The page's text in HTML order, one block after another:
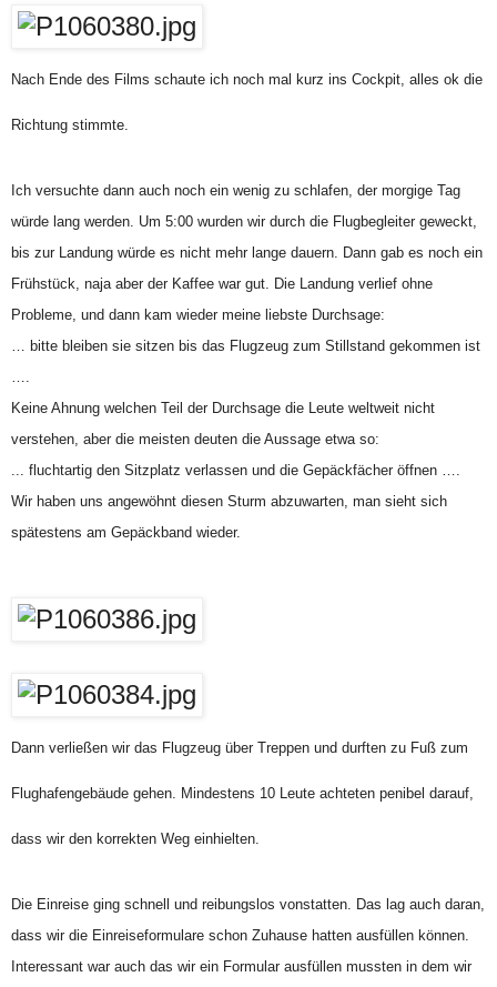
Nach Ende des Films schaute ich noch mal kurz ins Cockpit, alles ok die
Richtung stimmte.
Ich versuchte dann auch noch ein wenig zu schlafen, der morgige Tag
würde lang werden. Um 5:00 wurden wir durch die Flugbegleiter geweckt,
bis zur Landung würde es nicht mehr lange dauern. Dann gab es noch ein
Frühstück, naja aber der Kaffee war gut. Die Landung verlief ohne
Probleme, und dann kam wieder meine liebste Durchsage:
… bitte bleiben sie sitzen bis das Flugzeug zum Stillstand gekommen ist
Keine Ahnung welchen Teil der Durchsage die Leute weltweit nicht
verstehen, aber die meisten deuten die Aussage etwa so:
... fluchtartig den Sitzplatz verlassen und die Gepäckfächer öffnen ….
Wir haben uns angewöhnt diesen Sturm abzuwarten, man sieht sich
spätestens am Gepäckband wieder.
Dann verließen wir das Flugzeug über Treppen und durften zu Fuß zum
Flughafengebäude gehen. Mindestens 10 Leute achteten penibel darauf,
dass wir den korrekten Weg einhielten.
Die Einreise ging schnell und reibungslos vonstatten. Das lag auch daran,
dass wir die Einreiseformulare schon Zuhause hatten ausfüllen können.
Interessant war auch das wir ein Formular ausfüllen mussten in dem wir